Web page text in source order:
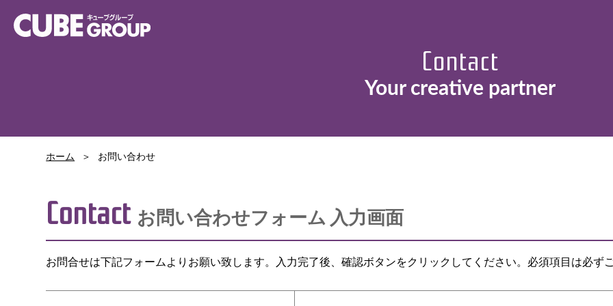
Recruit
社員の一日
Contact
Your creative partner
ホーム お問い合わせ
Contact お問い合わせフォーム 入力画面
お問合せは下記フォームよりお願い致します。入力完了後、確認ボタンをクリックしてください。必須項目は必ず